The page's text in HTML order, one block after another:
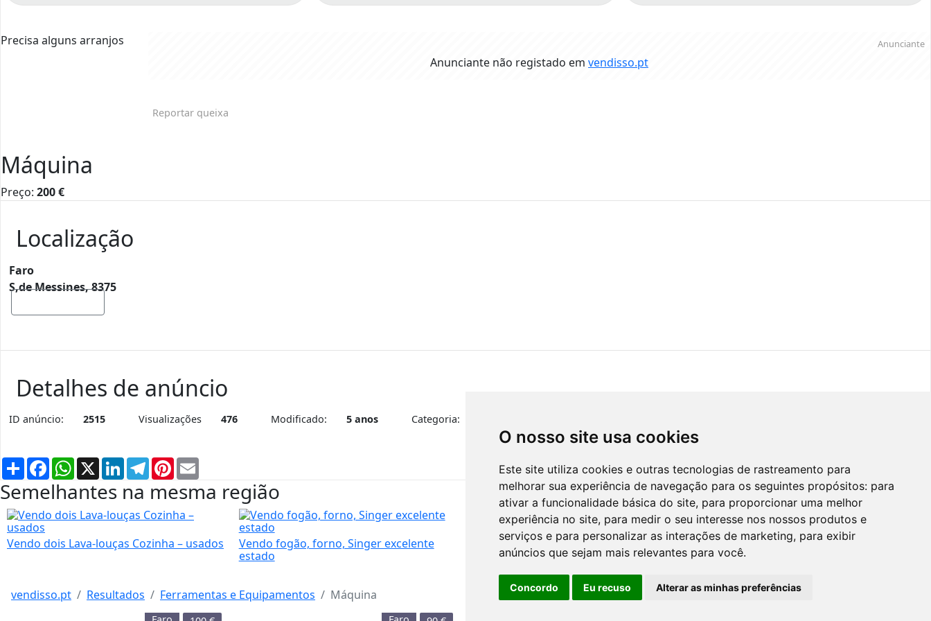
O nosso site usa cookies
Este site utiliza cookies e outras tecnologias de rastreamento para
melhorar sua experiência de navegação para os seguintes propósitos: para
ativar a funcionalidade básica do site, para proporcionar uma melhor
experiência no site, para medir o seu interesse nos nossos produtos e
serviços e para personalizar as interações de marketing, para exibir
anúncios que sejam mais relevantes para você.
Concordo Eu recuso Alterar as minhas preferências
Precisa alguns arranjos Anunciante
Anunciante não registado em vendisso.pt
Reportar queixa
Máquina
Preço: 200€
Localização
Faro
S,de Messines, 8375
Detalhes de anúncio
ID anúncio: 2515 Visualizações 476 Modificado: 5 anos Categoria:
PartilharFacebookWhatsApp
X LinkedInTelegram
Pinterest
Semelhantes na mesma região
Vendo dois Lava-louças Cozinha – usados
Vendo fogão, forno, Singer excelente
estado
Ventoinhas
vendisso.pt Resultados Ferramentas e Equipamentos Máquina